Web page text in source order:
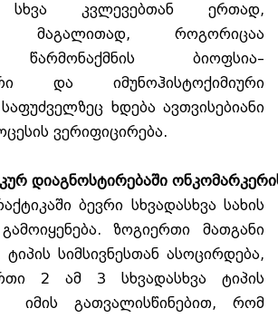
სხვა კვლევებთან ერთად,
მაგალითად, როგორიცაა
წარმონაქმნის ბიოფსია–
და იმუნოჰისტოქიმიური
ხდება ავთვისებიანი
ვერიფიცირება.
დიაგნოსტირებაში
ბევრი სხვადასხვა სახის
ზოგიერთი მათგანი
სიმსივნესთან ასოცირდება,
2 ამ 3 სხვადასხვა ტიპის
იმის გათვალისწინებით, რომ